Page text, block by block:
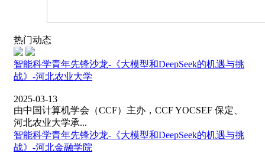
热门动态
智能科学青年先锋沙龙-《大模型和DeepSeek的机遇与挑
战》-河北农业大学
2025-03-13
由中国计算机学会（CCF）主办，CCF YOCSEF 保定、
河北农业大学承...
智能科学青年先锋沙龙-《大模型和DeepSeek的机遇与挑
战》-河北金融学院